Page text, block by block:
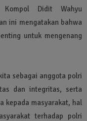
Didit Wahyu
ini mengatakan bahwa
untuk mengenang
sebagai anggota polri
dan integritas, serta
kepada masyarakat, hal
terhadap polri